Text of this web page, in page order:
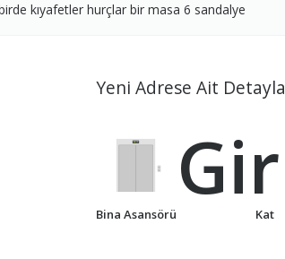
kıyafetler hurçlar bir masa 6 sandalye
Yeni Adrese Ait
Bina Asansörü Kat